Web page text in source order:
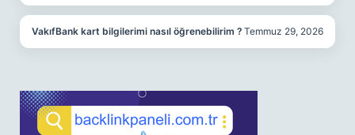
VakıfBank kart bilgilerimi nasıl öğrenebilirim ? Temmuz 29, 2026